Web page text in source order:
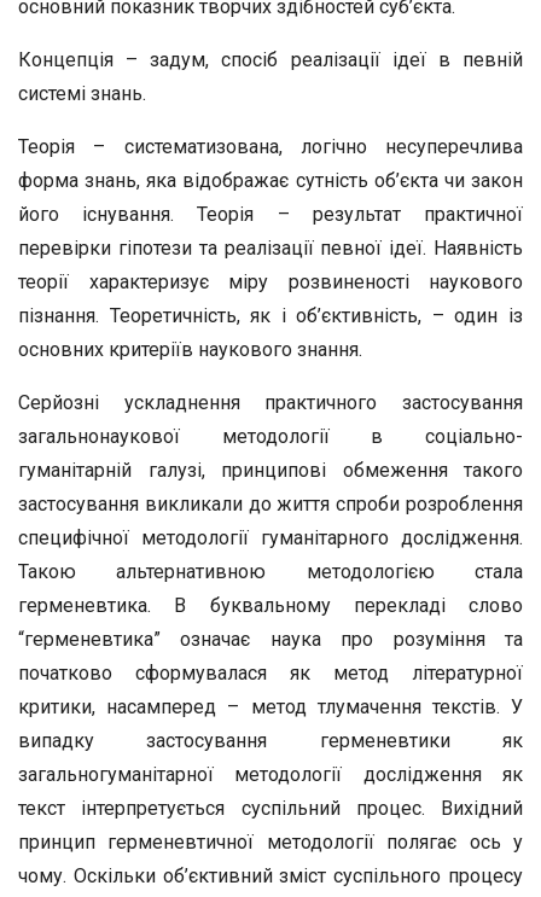
основний показник творчих здібностей суб’єкта.
Концепція – задум, спосіб реалізації ідеї в певній
системі знань.
Теорія – систематизована, логічно несуперечлива
форма знань, яка відображає сутність об’єкта чи закон
його існування. Теорія – результат практичної
перевірки гіпотези та реалізації певної ідеї. Наявність
теорії характеризує міру розвиненості наукового
пізнання. Теоретичність, як і об’єктивність, – один із
основних критеріїв наукового знання.
Серйозні ускладнення практичного застосування
загальнонаукової методології в соціально-
гуманітарній галузі, принципові обмеження такого
застосування викликали до життя спроби розроблення
специфічної методології гуманітарного дослідження.
Такою альтернативною методологією стала
герменевтика. В буквальному перекладі слово
“герменевтика” означає наука про розуміння та
початково сформувалася як метод літературної
критики, насамперед – метод тлумачення текстів. У
випадку застосування герменевтики як
загальногуманітарної методології дослідження як
текст інтерпретується суспільний процес. Вихідний
принцип герменевтичної методології полягає ось у
чому. Оскільки об’єктивний зміст суспільного процесу